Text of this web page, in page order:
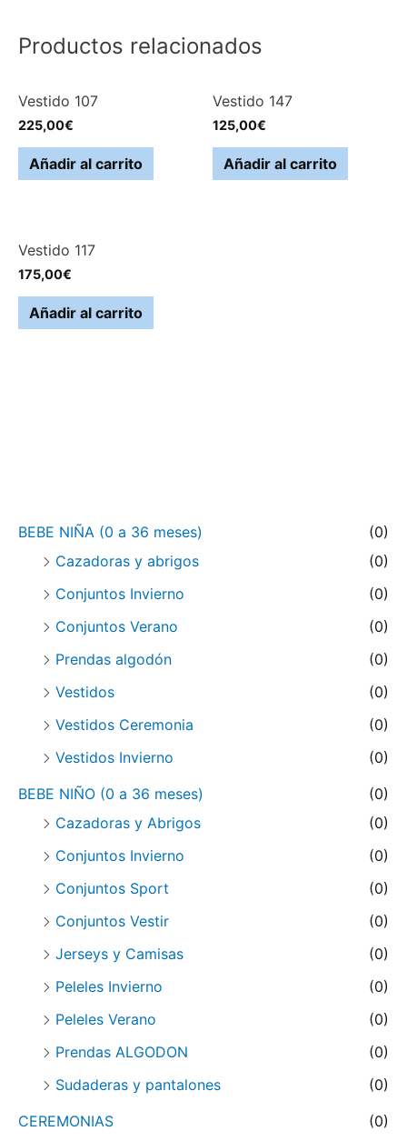
Productos relacionados
Vestido 107
225,00€
Añadir al carrito
Vestido 147
125,00€
Añadir al carrito
Vestido 117
175,00€
Añadir al carrito
BEBE NIÑA (0 a 36 meses)
(0)
Cazadoras y abrigos
(0)
Conjuntos Invierno
(0)
Conjuntos Verano
(0)
Prendas algodón
(0)
Vestidos
(0)
Vestidos Ceremonia
(0)
Vestidos Invierno
(0)
BEBE NIÑO (0 a 36 meses)
(0)
Cazadoras y Abrigos
(0)
Conjuntos Invierno
(0)
Conjuntos Sport
(0)
Conjuntos Vestir
(0)
Jerseys y Camisas
(0)
Peleles Invierno
(0)
Peleles Verano
(0)
Prendas ALGODON
(0)
Sudaderas y pantalones
(0)
CEREMONIAS
(0)